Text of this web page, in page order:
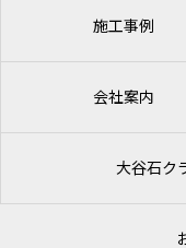
施工事例
会社案内
大谷石ク